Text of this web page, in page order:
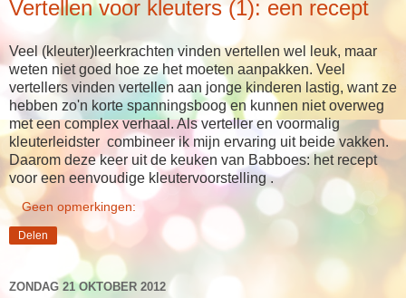
Vertellen voor kleuters (1): een recept
Veel (kleuter)leerkrachten vinden vertellen wel leuk, maar
weten niet goed hoe ze het moeten aanpakken. Veel
vertellers vinden vertellen aan jonge kinderen lastig, want ze
hebben zo'n korte spanningsboog en kunnen niet overweg
met een complex verhaal. Als verteller en voormalig
kleuterleidster combineer ik mijn ervaring uit beide vakken.
Daarom deze keer uit de keuken van Babboes: het recept
voor een eenvoudige kleutervoorstelling .
Geen opmerkingen:
Delen
ZONDAG 21 OKTOBER 2012